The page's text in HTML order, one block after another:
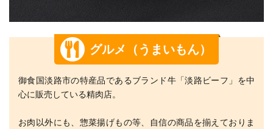
グルメ（うまいもん）
御食国淡路市の特産品であるブランド牛「淡路ビーフ」を中
心に販売している精肉店。
お肉以外にも、惣菜揚げもの等、自信の商品を揃えておりま